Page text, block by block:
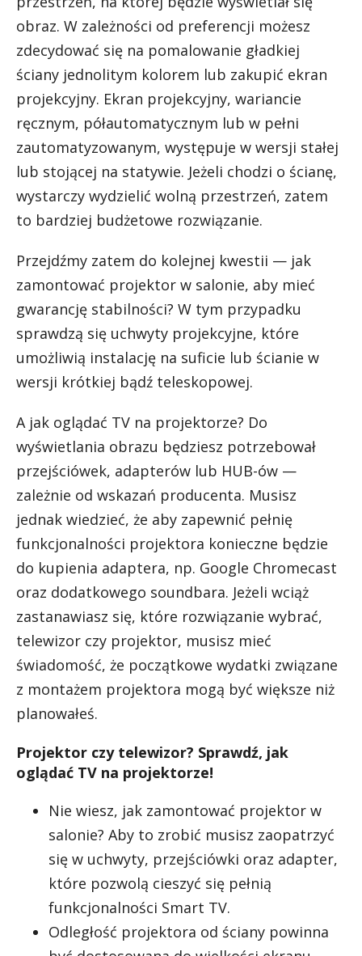
obraz. W zależności od preferencji możesz
zdecydować się na pomalowanie gładkiej
ściany jednolitym kolorem lub zakupić ekran
projekcyjny. Ekran projekcyjny, wariancie
ręcznym, półautomatycznym lub w pełni
zautomatyzowanym, występuje w wersji stałej
lub stojącej na statywie. Jeżeli chodzi o ścianę,
wystarczy wydzielić wolną przestrzeń, zatem
to bardziej budżetowe rozwiązanie.
Przejdźmy zatem do kolejnej kwestii — jak
zamontować projektor w salonie, aby mieć
gwarancję stabilności? W tym przypadku
sprawdzą się uchwyty projekcyjne, które
umożliwią instalację na suficie lub ścianie w
wersji krótkiej bądź teleskopowej.
A jak oglądać TV na projektorze? Do
wyświetlania obrazu będziesz potrzebował
przejściówek, adapterów lub HUB-ów —
zależnie od wskazań producenta. Musisz
jednak wiedzieć, że aby zapewnić pełnię
funkcjonalności projektora konieczne będzie
do kupienia adaptera, np. Google Chromecast
oraz dodatkowego soundbara. Jeżeli wciąż
zastanawiasz się, które rozwiązanie wybrać,
telewizor czy projektor, musisz mieć
świadomość, że początkowe wydatki związane
z montażem projektora mogą być większe niż
planowałeś.
Projektor czy telewizor? Sprawdź, jak
oglądać TV na projektorze!
Nie wiesz, jak zamontować projektor w
salonie? Aby to zrobić musisz zaopatrzyć
się w uchwyty, przejściówki oraz adapter,
które pozwolą cieszyć się pełnią
funkcjonalności Smart TV.
Odległość projektora od ściany powinna